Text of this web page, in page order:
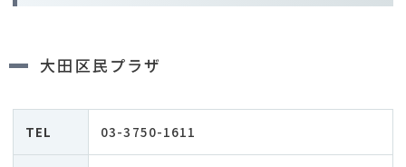
大田区民プラザ
TEL 03-3750-1611